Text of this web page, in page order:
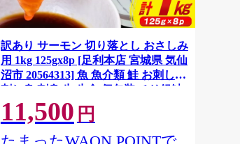
訳あり サーモン 切り落とし おさしみ
用 1kg 125gx8p [足利本店 宮城県 気仙
沼市 20564313] 魚 魚介類 鮭 お刺し身
刺し身 刺身 生 生食 個包装 チリ銀鮭
銀鮭 海鮮 海鮮丼 魚介
11,500 円